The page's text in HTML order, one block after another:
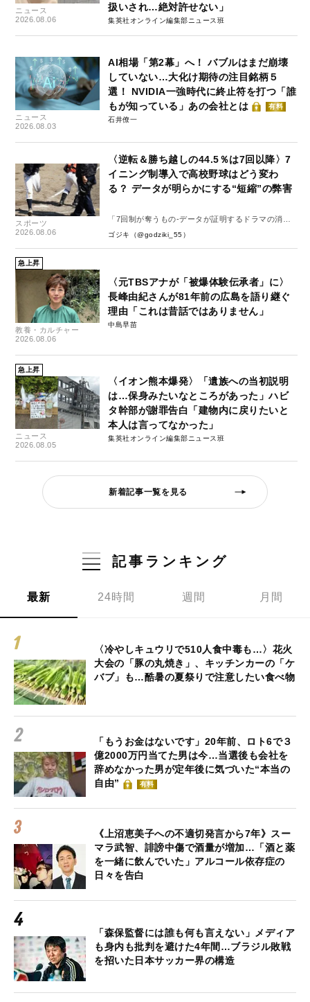
ニュース
2026.08.06
扱いされ…絶対許せない」
集英社オンライン編集部ニュース班
ニュース
2026.08.03
AI相場「第2幕」へ！ バブルはまだ崩壊
していない…大化け期待の注目銘柄５
選！ NVIDIA一強時代に終止符を打つ「誰
もが知っている」あの会社とは
有料
石井僚一
スポーツ
2026.08.06
〈逆転＆勝ち越しの44.5％は7回以降〉7
イニング制導入で高校野球はどう変わ
る？ データが明らかにする“短縮”の弊害
「7回制が奪うもの-データが証明するドラマの消
失-」
ゴジキ（@godziki_55）
急上昇
教養・カルチャー
2026.08.06
〈元TBSアナが「被爆体験伝承者」に〉
長峰由紀さんが81年前の広島を語り継ぐ
理由「これは昔話ではありません」
中島早苗
急上昇
ニュース
2026.08.05
〈イオン熊本爆発〉「遺族への当初説明
は…保身みたいなところがあった」ハビ
タ幹部が謝罪告白「建物内に戻りたいと
本人は言ってなかった」
集英社オンライン編集部ニュース班
新着記事一覧を見る
記事ランキング
最新 24時間 週間 月間
〈冷やしキュウリで510人食中毒も…〉花火
大会の「豚の丸焼き」、キッチンカーの「ケ
バブ」も…酷暑の夏祭りで注意したい食べ物
「もうお金はないです」20年前、ロト6で３
億2000万円当てた男は今…当選後も会社を
辞めなかった男が定年後に気づいた“本当の
自由”
有料
《上沼恵美子への不適切発言から7年》スー
マラ武智、誹謗中傷で酒量が増加…「酒と薬
を一緒に飲んでいた」アルコール依存症の
日々を告白
「森保監督には誰も何も言えない」メディア
も身内も批判を避けた4年間…ブラジル敗戦
を招いた日本サッカー界の構造